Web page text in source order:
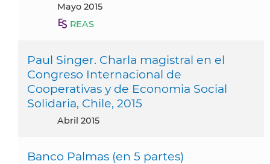
mayo 2015
REAS
Paul Singer. Charla magistral en el
Congreso Internacional de
Cooperativas y de Economia Social
Solidaria, Chile, 2015
abril 2015
Banco Palmas (en 5 partes)